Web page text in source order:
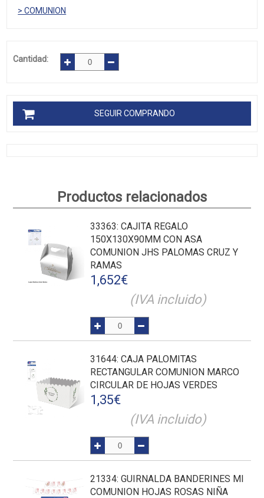
> COMUNION
Cantidad:
SEGUIR COMPRANDO
Productos relacionados
33363: CAJITA REGALO
150X130X90MM CON ASA
COMUNION JHS PALOMAS CRUZ Y
RAMAS
1,652€
(IVA incluido)
31644: CAJA PALOMITAS
RECTANGULAR COMUNION MARCO
CIRCULAR DE HOJAS VERDES
1,35€
(IVA incluido)
21334: GUIRNALDA BANDERINES MI
COMUNION HOJAS ROSAS NIÑA